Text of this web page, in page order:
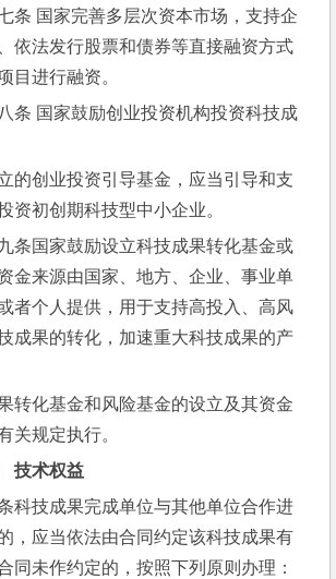
国家完善多层次资本市场，支持企
依法发行股票和债券等直接融资方式
目进行融资。
国家鼓励创业投资机构投资科技成
创业投资引导基金，应当引导和支
资初创期科技型中小企业。
国家鼓励设立科技成果转化基金或
金来源由国家、地方、企业、事业单
者个人提供，用于支持高投入、高风
成果的转化，加速重大科技成果的产
化基金和风险基金的设立及其资金
关规定执行。
技术权益
技成果完成单位与其他单位合作进
，应当依法由合同约定该科技成果有
同未作约定的，按照下列原则办理：